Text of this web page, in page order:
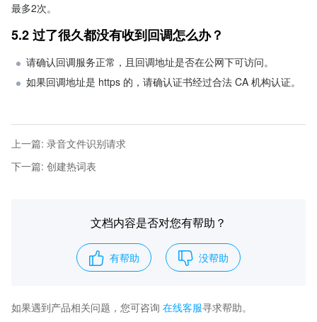
最多2次。
5.2 过了很久都没有收到回调怎么办？
请确认回调服务正常，且回调地址是否在公网下可访问。
如果回调地址是 https 的，请确认证书经过合法 CA 机构认证。
上一篇: 录音文件识别请求
下一篇: 创建热词表
文档内容是否对您有帮助？
有帮助 没帮助
如果遇到产品相关问题，您可咨询 在线客服寻求帮助。